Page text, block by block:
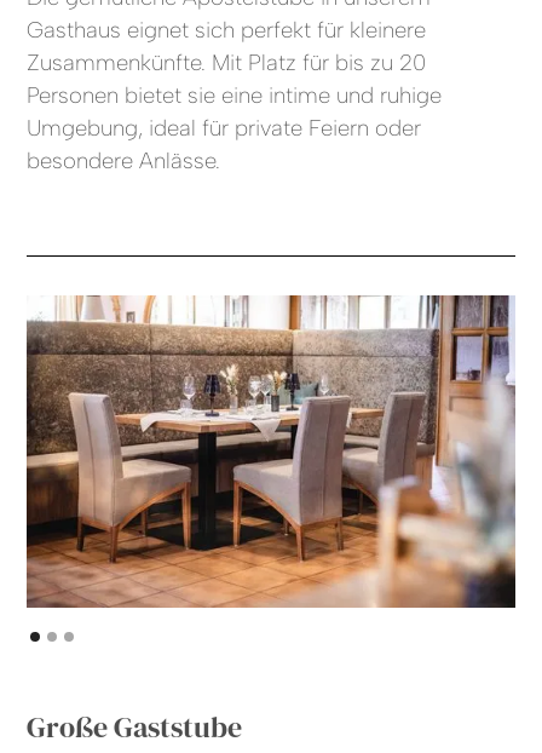
Gasthaus eignet sich perfekt für kleinere
Zusammenkünfte. Mit Platz für bis zu 20
Personen bietet sie eine intime und ruhige
Umgebung, ideal für private Feiern oder
besondere Anlässe.
Große Gaststube